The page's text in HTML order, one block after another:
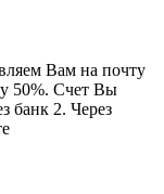
Вам на почту
50%. Счет Вы
банк 2. Через